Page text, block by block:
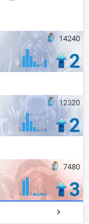
14240
2
12320
2
7480
3